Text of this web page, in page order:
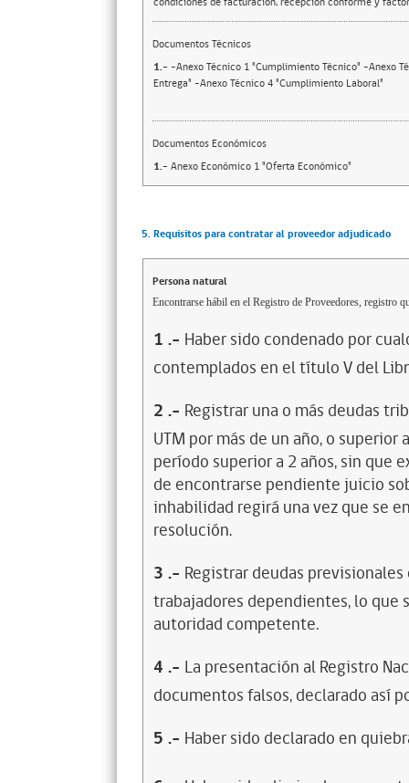
Documentos Técnicos
1.- -Anexo Técnico 1 "Cumplimiento Técnico" -Anexo
Entrega" -Anexo Técnico 4 "Cumplimiento Laboral"
Documentos Económicos
1.- Anexo Económico 1 "Oferta Económico"
5. Requisitos para contratar al proveedor adjudicado
Persona natural
Encontrarse hábil en el Registro de Proveedores, registro
1 .- Haber sido condenado por
contemplados en el título V del
2 .- Registrar una o más deudas
UTM por más de un año, o
período superior a 2 años, sin que
de encontrarse pendiente juicio
inhabilidad regirá una vez que se
resolución.
3 .- Registrar deudas
trabajadores dependientes, lo
autoridad competente.
4 .- La presentación al Registro
documentos falsos, declarado así
5 .- Haber sido declarado en